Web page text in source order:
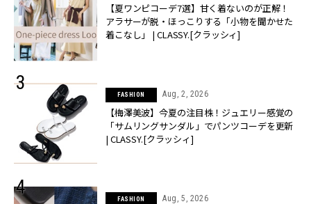
【夏ワンピコーデ7選】甘く着ないのが正解！
アラサーが脱・ほっこりする「小物を聞かせた
着こなし」 | CLASSY.[クラッシィ]
FASHION Aug, 2, 2026
【梅澤美波】今夏の注目株！ジュエリー感覚の
「サムリングサンダル」でパンツコーデを更新
| CLASSY.[クラッシィ]
FASHION Aug, 5, 2026